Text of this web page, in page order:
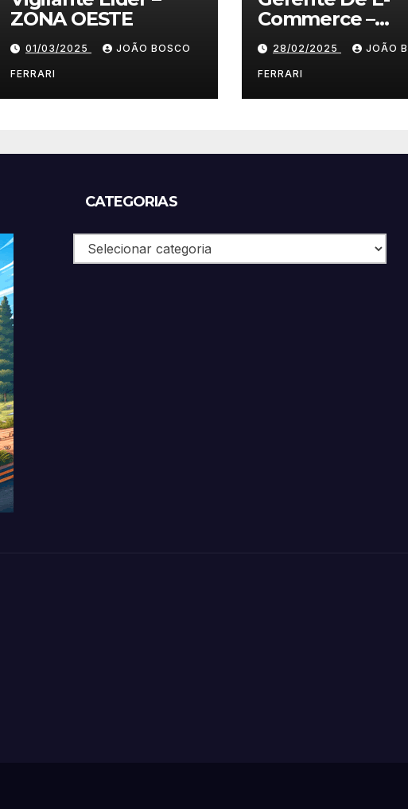
ZONA OESTE
01/03/2025 JOÃO BOSCO
FERRARI
Commerce –
Vestuário/ Moda
SP28/02/2025 JOÃO
FERRARI
CATEGORIAS
Categorias